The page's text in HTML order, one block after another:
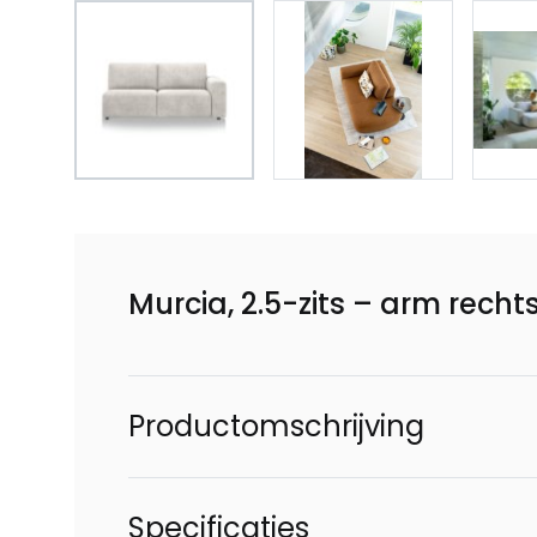
Murcia, 2.5-zits – arm
Productomschrijving
Specificaties